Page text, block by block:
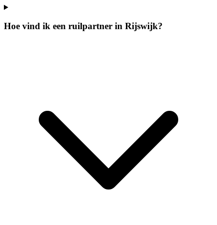
Hoe vind ik een ruilpartner in Rijswijk?